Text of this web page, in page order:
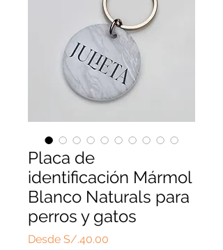
Placa de
identificación Mármol
Blanco Naturals para
perros y gatos
Desde S/.40.00